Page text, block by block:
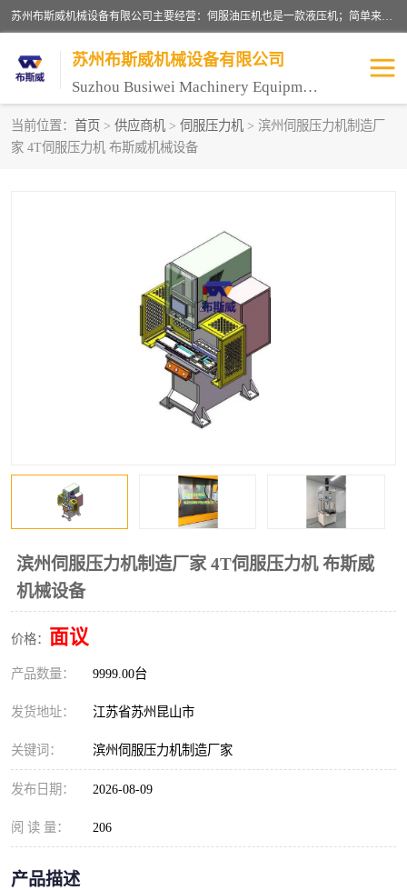
苏州布斯威机械设备有限公司主要经营：伺服油压机也是一款液压机；简单来说，传统的油压机，选用的是普通电机，普通电机容易发热，容易烧坏。伺服油压机采用先进的伺服电机，一般选用汇川 、日本大金、台达等品牌。伺服电机配套伺服泵还有伺服驱动器等部件，这样机器的电机过热，能耗的控制、机器工作的噪音都得到了完美的解决。
苏州布斯威机械设备有限公司
Suzhou Busiwei Machinery Equipment Co., Ltd.
当前位置： 首页 > 供应商机 > 伺服压力机 > 滨州伺服压力机制造厂
家 4T伺服压力机 布斯威机械设备
滨州伺服压力机制造厂家 4T伺服压力机 布斯威
机械设备
价格： 面议
产品数量： 9999.00台
发货地址： 江苏省苏州昆山市
关键词： 滨州伺服压力机制造厂家
发布日期： 2026-08-09
阅 读 量： 206
产品描述
单柱油压机-C型油压机
精密伺服压力机